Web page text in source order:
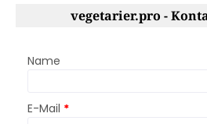
vegetarier.pro -
Name
E-Mail *